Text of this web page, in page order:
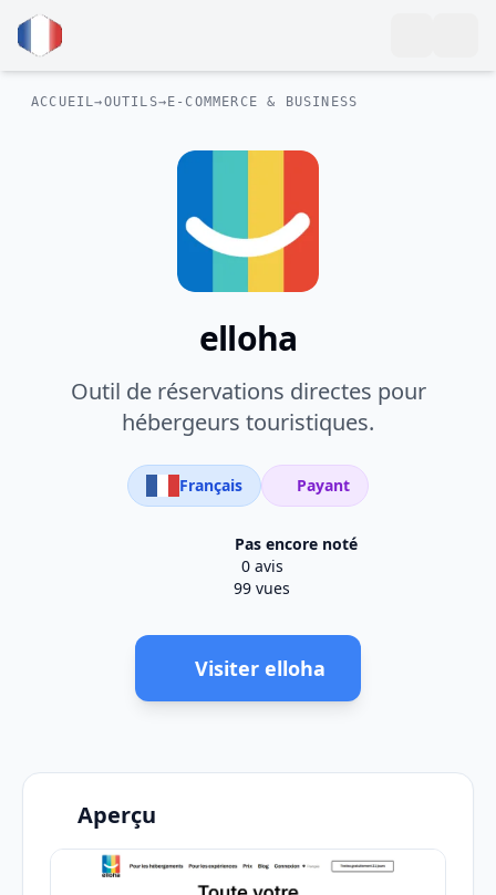
ACCUEIL→OUTILS→ E-COMMERCE & BUSINESS
elloha
Outil de réservations directes pour
hébergeurs touristiques.
Français Payant
Pas encore noté
0 avis
99 vues
Visiter elloha
Aperçu